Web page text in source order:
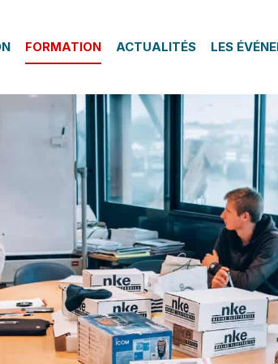
FORMATION ACTUALITÉS LES